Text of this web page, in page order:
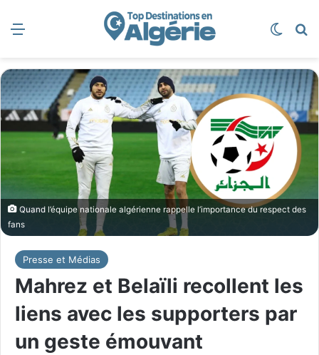
Quand l’équipe nationale algérienne rappelle l’importance du respect des
fans
Presse et Médias
Mahrez et Belaïli recollent les
liens avec les supporters par
un geste émouvant